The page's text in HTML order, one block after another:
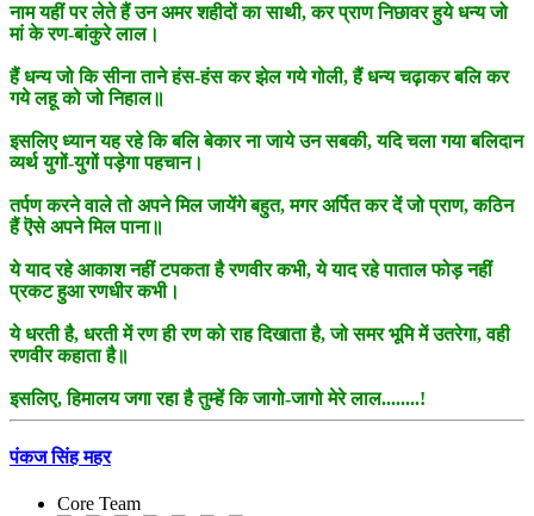
नाम यहीं पर लेते हैं उन अमर शहीदों का साथी, कर प्राण निछावर हुये धन्य जो
मां के रण-बांकुरे लाल।
हैं धन्य जो कि सीना ताने हंस-हंस कर झेल गये गोली, हैं धन्य चढ़ाकर बलि कर
गये लहू को जो निहाल॥
इसलिए ध्यान यह रहे कि बलि बेकार ना जाये उन सबकी, यदि चला गया बलिदान
व्यर्थ युगों-युगों पड़ेगा पहचान।
तर्पण करने वाले तो अपने मिल जायेंगे बहुत, मगर अर्पित कर दें जो प्राण, कठिन
हैं ऎसे अपने मिल पाना॥
ये याद रहे आकाश नहीं टपकता है रणवीर कभी, ये याद रहे पाताल फोड़ नहीं
प्रकट हुआ रणधीर कभी।
ये धरती है, धरती में रण ही रण को राह दिखाता है, जो समर भूमि में उतरेगा, वही
रणवीर कहाता है॥
इसलिए, हिमालय जगा रहा है तुम्हें कि जागो-जागो मेरे लाल........!
पंकज सिंह महर
Core Team